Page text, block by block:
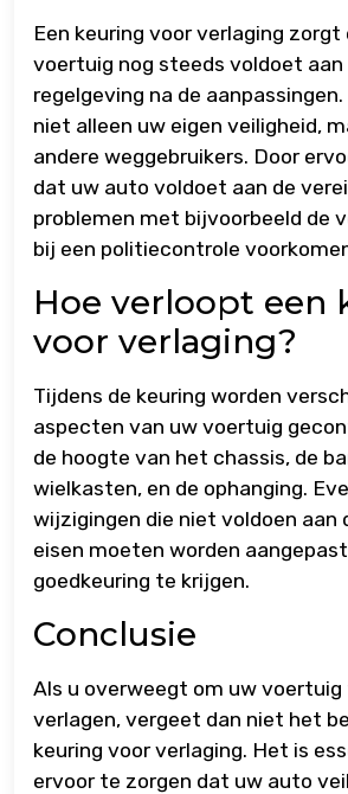
Een keuring voor verlaging
voertuig nog steeds voldoet aan
regelgeving na de
niet alleen uw eigen veiligheid,
andere weggebruikers. Door
dat uw auto voldoet aan de
problemen met bijvoorbeeld de
bij een politiecontrole
Hoe verloopt een
voor verlaging?
Tijdens de keuring worden
aspecten van uw voertuig
de hoogte van het chassis, de
wielkasten, en de ophanging.
wijzigingen die niet voldoen aan
eisen moeten worden
goedkeuring te krijgen.
Conclusie
Als u overweegt om uw
verlagen, vergeet dan niet het
keuring voor verlaging. Het is
ervoor te zorgen dat uw auto